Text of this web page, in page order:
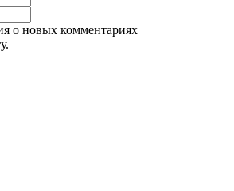
о новых комментариях